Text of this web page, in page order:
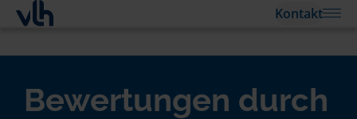
Kontakt
Bewertungen durch